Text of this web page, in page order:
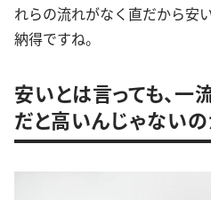
れらの流れがなく直だから安
納得ですね。
安いとは言っても、一
だと高いんじゃないの